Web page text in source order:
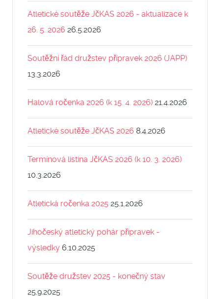
Atletické soutěže JčKAS 2026 - aktualizace k
26. 5. 2026 26.5.2026
Soutěžní řád družstev přípravek 2026 (JAPP)
13.3.2026
Halová ročenka 2026 (k 15. 4. 2026) 21.4.2026
Atletické soutěže JčKAS 2026 8.4.2026
Termínová listina JčKAS 2026 (k 10. 3. 2026)
10.3.2026
Atletická ročenka 2025 25.1.2026
Jihočeský atletický pohár přípravek -
výsledky 6.10.2025
Soutěže družstev 2025 - konečný stav
25.9.2025